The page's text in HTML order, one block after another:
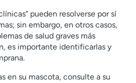
pueden resolverse por sí
sin embargo, en otros casos,
de salud graves más
es importante identificarlas y
en su mascota, consulte a su